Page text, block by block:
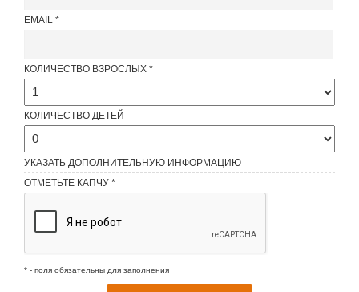
EMAIL
КОЛИЧЕСТВО ВЗРОСЛЫХ
КОЛИЧЕСТВО ДЕТЕЙ
УКАЗАТЬ ДОПОЛНИТЕЛЬНУЮ ИНФОРМАЦИЮ
ОТМЕТЬТЕ КАПЧУ *
* - поля обязательны для заполнения